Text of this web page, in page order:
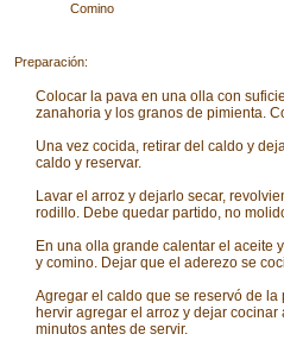
Comino
Preparación:
Colocar la pava en una olla con
zanahoria y los granos de pimienta.
Una vez cocida, retirar del caldo y
caldo y reservar.
Lavar el arroz y dejarlo secar,
rodillo. Debe quedar partido, no
En una olla grande calentar el aceite
y comino. Dejar que el aderezo se
Agregar el caldo que se reservó de
hervir agregar el arroz y dejar
minutos antes de servir.